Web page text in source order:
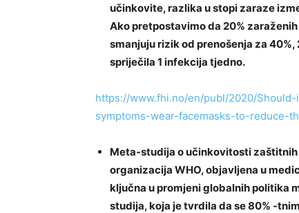
učinkovite, razlika u stopi zaraze
Ako pretpostavimo da 20%
smanjuju rizik od prenošenja za
spriječila 1 infekcija tjedno.
https://www.fhi.no/en/publ/2020/
symptoms-wear-facemasks-to-reduce-
Meta-studija o učinkovitosti
organizacija WHO, objavljena u
ključna u promjeni globalnih politika
studija, koja je tvrdila da se 80% -